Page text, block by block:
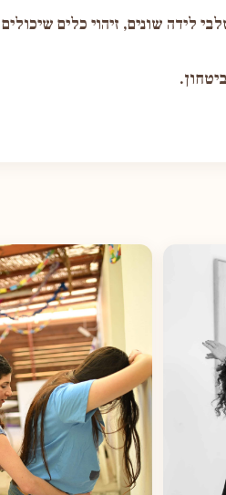
לידה שונים, זיהוי כלים